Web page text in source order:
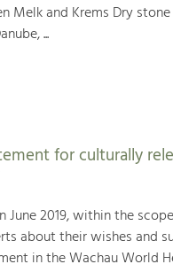
Melk and Krems Dry
...
for culturally
June 2019, within the
about their wishes and
in the Wachau World